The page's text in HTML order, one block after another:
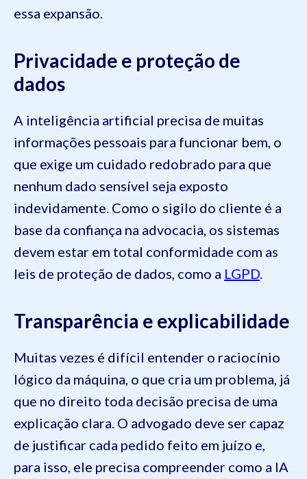
essa expansão.
Privacidade e proteção de
dados
A inteligência artificial precisa de muitas
informações pessoais para funcionar bem, o
que exige um cuidado redobrado para que
nenhum dado sensível seja exposto
indevidamente. Como o sigilo do cliente é a
base da confiança na advocacia, os sistemas
devem estar em total conformidade com as
leis de proteção de dados, como a LGPD
Transparência e explicabilidade
Muitas vezes é difícil entender o raciocínio
lógico da máquina, o que cria um problema, já
que no direito toda decisão precisa de uma
explicação clara. O advogado deve ser capaz
de justificar cada pedido feito em juízo e,
para isso, ele precisa compreender como a IA